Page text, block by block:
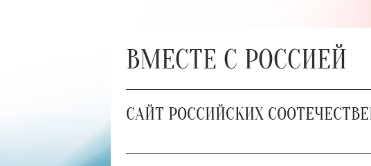
ВМЕСТЕ С РОССИЕЙ
САЙТ РОССИЙСКИХ